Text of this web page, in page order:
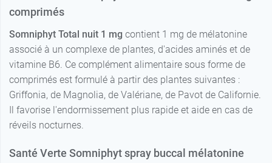
comprimés
Somniphyt Total nuit 1 mg contient 1 mg de mélatonine
associé à un complexe de plantes, d'acides aminés et de
vitamine B6. Ce complément alimentaire sous forme de
comprimés est formulé à partir des plantes suivantes :
Griffonia, de Magnolia, de Valériane, de Pavot de Californie.
Il favorise l'endormissement plus rapide et aide en cas de
réveils nocturnes.
Santé Verte Somniphyt spray buccal mélatonine